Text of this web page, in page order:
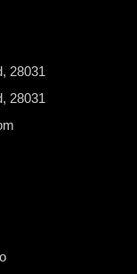
28031
28031